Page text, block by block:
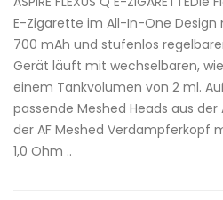
E-Zigarette im All-In-One
700 mAh und stufenlos
Gerät läuft mit wechselbaren,
einem Tankvolumen von 2 ml.
passende Meshed Heads aus der
der AF Meshed Verdampferkopf
1,0 Ohm ..